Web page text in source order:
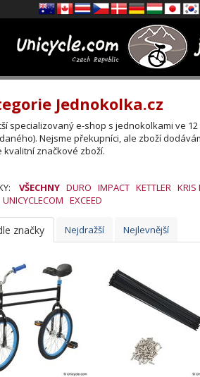
Jednokolka.cz
specializovaný e-shop s jednokolkami ve
Nejsme překupníci, ale zboží
kvalitní značkové zboží.
VŠECHNY DURO IMPACT KETTLER KRIS
UNICYCLECOM EXCEED
značky Nejdražší Nejlevnější